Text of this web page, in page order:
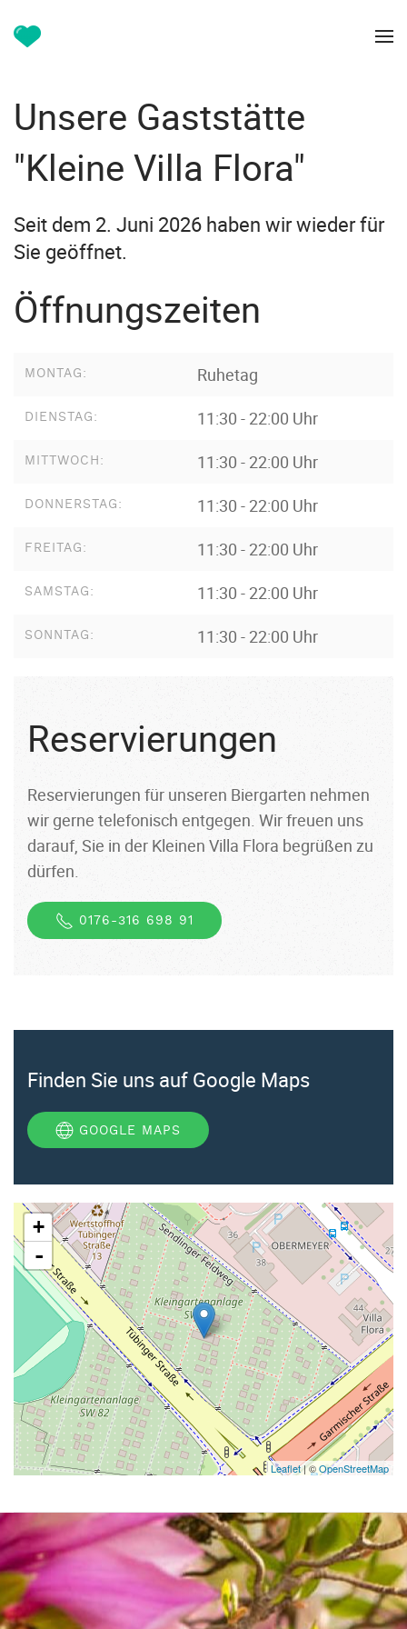
Unsere Gaststätte
"Kleine Villa Flora"
Seit dem 2. Juni 2026 haben wir wieder für
Sie geöffnet.
Öffnungszeiten
MONTAG: Ruhetag
DIENSTAG: 11:30 - 22:00 Uhr
MITTWOCH: 11:30 - 22:00 Uhr
DONNERSTAG: 11:30 - 22:00 Uhr
FREITAG: 11:30 - 22:00 Uhr
SAMSTAG: 11:30 - 22:00 Uhr
SONNTAG: 11:30 - 22:00 Uhr
Reservierungen
Reservierungen für unseren Biergarten nehmen
wir gerne telefonisch entgegen. Wir freuen uns
darauf, Sie in der Kleinen Villa Flora begrüßen zu
dürfen.
0176-316 698 91
Finden Sie uns auf Google Maps
GOOGLE MAPS
+
-
Leaflet| ©OpenStreetMap